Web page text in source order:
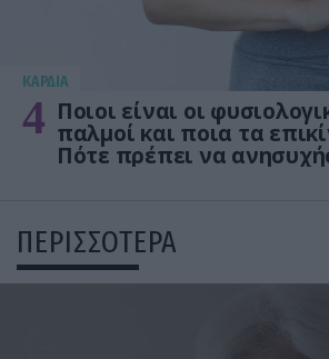
KΑΡΔΙΑ
4 Ποιοι είναι οι
παλμοί και ποια τα
Πότε πρέπει να
ΠΕΡΙΣΣΟΤΕΡΑ